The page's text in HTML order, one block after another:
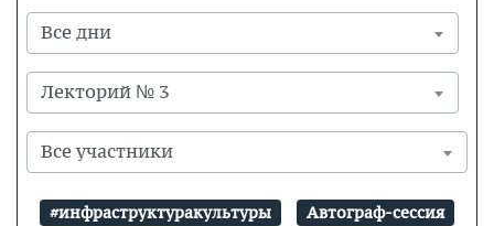
Все дни
Лекторий № 3
Все участники
#инфраструктуракультуры
Автограф-сессия